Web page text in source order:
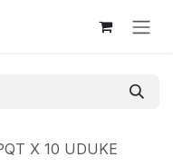
X 10 UDUKE